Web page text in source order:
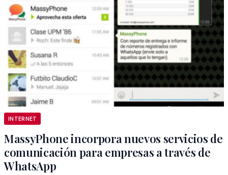
INTERNET
MassyPhone incorpora nuevos servicios de
comunicación para empresas a través de
WhatsApp